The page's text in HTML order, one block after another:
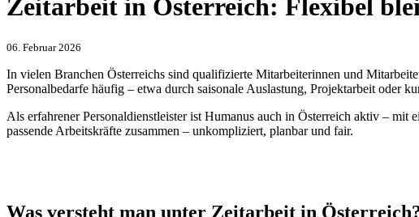
Zeitarbeit in Österreich: Flexibel
06. Februar 2026
In vielen Branchen Österreichs sind qualifizierte Mitarbeiterinnen und
Personalbedarfe häufig – etwa durch saisonale Auslastung, Projektarbeit oder
Als erfahrener Personaldienstleister ist Humanus auch in Österreich aktiv – mit
passende Arbeitskräfte zusammen – unkompliziert, planbar und fair.
Was versteht man unter Zeitarbeit in